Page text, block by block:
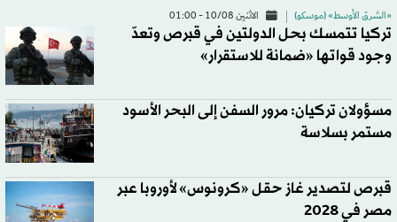
«الشرق الأوسط» (موسكو) الاثنين 10/08 - 01:00
تركيا تتمسك بحل الدولتين في قبرص وتعدّ
وجود قواتها «ضمانة للاستقرار»
مسؤولان تركيان: مرور السفن إلى البحر الأسود
مستمر بسلاسة
قبرص لتصدير غاز حقل «كرونوس» لأوروبا عبر
مصر في 2028